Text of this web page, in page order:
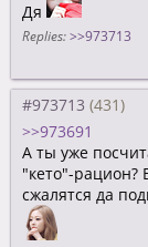
Дя
Replies: >>973713
#973713
>>973691
А ты уже
"кето"-рацион?
сжалятся да